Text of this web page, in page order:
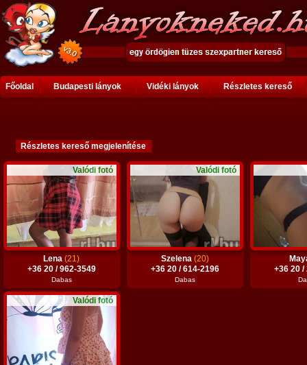
Főoldal Budapesti lányok Vidéki lányok Részletes kereső
Valódi fotó
Lena(21)
+36 20 / 962-3549
Dabas
Valódi fotó
Szelena (20)
+36 20 / 614-2196
Dabas
+36 20 /
Valódi fotó